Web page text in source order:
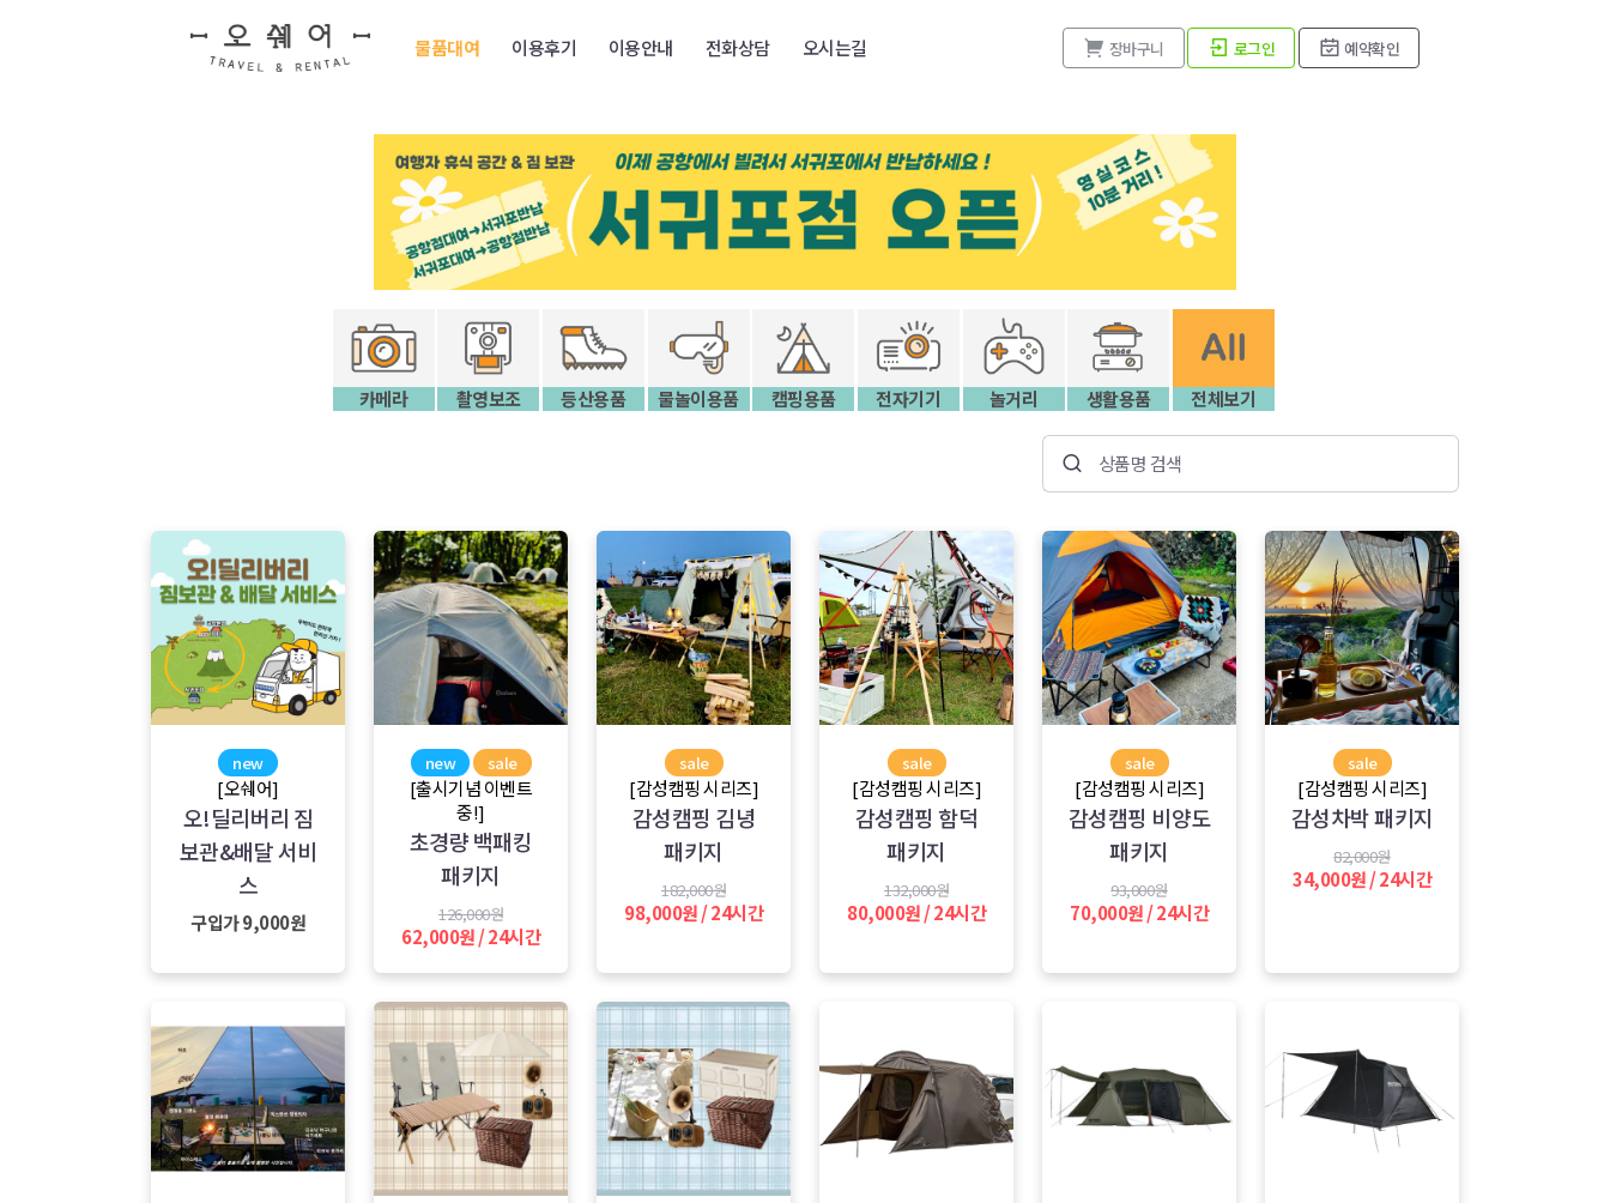
물품대여 이용후기 이용안내 전화상담 오시는길 장바구니 로그인 예약확인
카메라 촬영보조 등산용품 물놀이용품 캠핑용품 전자기기 놀거리 생활용품 전체보기
상품명 검색
new
[오쉐어]
오!딜리버리 짐
보관&배달 서비
스
구입가 9,000원
new sale
[출시기념 이벤트
중!]
초경량 백패킹
패키지
126,000원
62,000원 / 24시간
sale
[감성캠핑 시리즈]
감성캠핑 김녕
패키지
182,000원
98,000원 / 24시간
sale
[감성캠핑 시리즈]
감성캠핑 함덕
패키지
132,000원
80,000원 / 24시간
sale
[감성캠핑 시리즈]
감성캠핑 비양도
패키지
93,000원
70,000원 / 24시간
sale
[감성캠핑 시리즈]
감성차박 패키지
82,000원
34,000원 / 24시간